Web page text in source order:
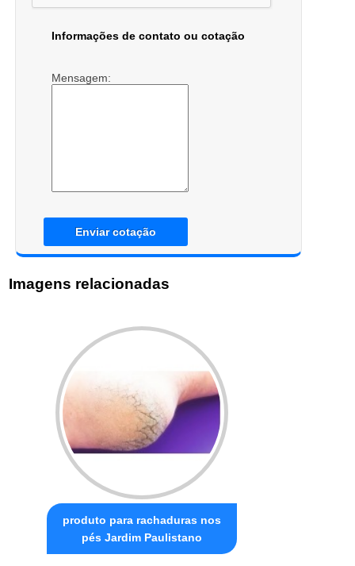
Informações de contato ou cotação
Mensagem:
Enviar cotação
Imagens relacionadas
produto para rachaduras nos
pés Jardim Paulistano